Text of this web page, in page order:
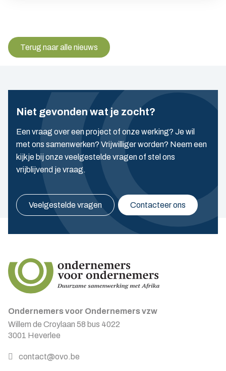
Terug naar alle nieuws
Niet gevonden wat je zocht?
Een vraag over een project of onze werking? Je wil
met ons samenwerken? Vrijwilliger worden? Neem een
kijkje bij onze veelgestelde vragen of stel ons
vrijblijvend je vraag.
Veelgestelde vragen Contacteer ons
Ondernemers voor Ondernemers vzw
Willem de Croylaan 58 bus 4022
3001 Heverlee
contact@ovo.be